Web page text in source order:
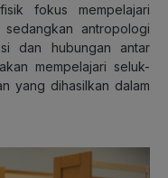
fokus mempelajari
antropologi
dan hubungan antar
mempelajari seluk-
yang dihasilkan dalam